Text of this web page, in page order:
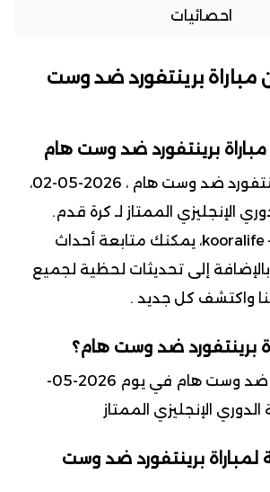
احصائيات
برينتفورد ضد وست
برينتفورد ضد وست هام
موعد مباراة برينتفورد ضد وست هام ، 2026-05-02،
الإنجليزي الممتاز لـ كرة قدم.
عبر كوورة لايف – kooralife، يمكنك متابعة أحداث
بالإضافة إلى تحديثات لحظية لجميع
واكتشف كل جديد .
برينتفورد ضد وست هام؟
مباراة برينتفورد ضد وست هام في يوم 2026-05-
لمباراة برينتفورد ضد وست